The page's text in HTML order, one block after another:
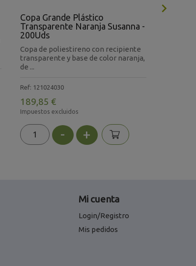
Copa Grande Plástico
Transparente Naranja Susanna -
200Uds
Copa de poliestireno con recipiente
transparente y base de color naranja,
de ...
Ref: 121024030
189,85 €
Impuestos excluidos
- +

Mi cuenta
Login/Registro
Mis pedidos